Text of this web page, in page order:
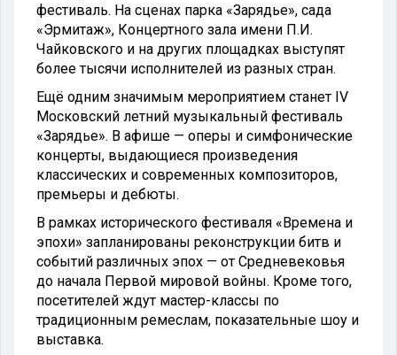
фестиваль. На сценах парка «Зарядье», сада
«Эрмитаж», Концертного зала имени П.И.
Чайковского и на других площадках выступят
более тысячи исполнителей из разных стран.
Ещё одним значимым мероприятием станет IV
Московский летний музыкальный фестиваль
«Зарядье». В афише — оперы и симфонические
концерты, выдающиеся произведения
классических и современных композиторов,
премьеры и дебюты.
В рамках исторического фестиваля «Времена и
эпохи» запланированы реконструкции битв и
событий различных эпох — от Средневековья
до начала Первой мировой войны. Кроме того,
посетителей ждут мастер-классы по
традиционным ремеслам, показательные шоу и
выставка.